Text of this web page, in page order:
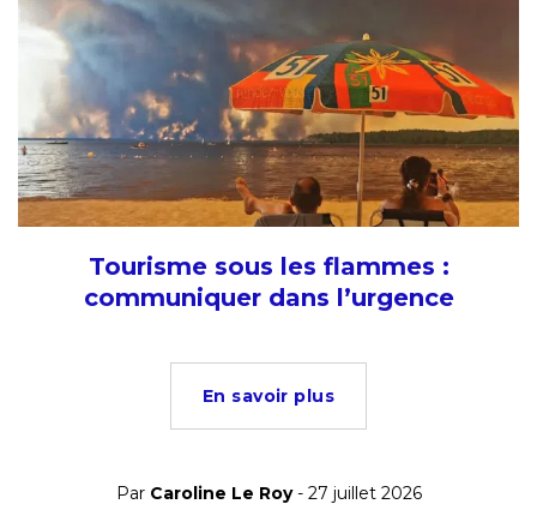
Tourisme sous les flammes :
communiquer dans l’urgence
En savoir plus
Par Caroline Le Roy- 27 juillet 2026